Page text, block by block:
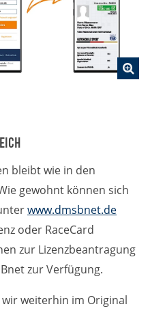
bleibt wie in den
gewohnt können sich
www.dmsbnet.de
oder RaceCard
zur Lizenzbeantragung
zur Verfügung.
weiterhin im Original